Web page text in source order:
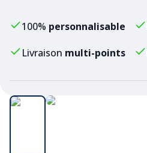
100% personnalisable
Livraison multi-points